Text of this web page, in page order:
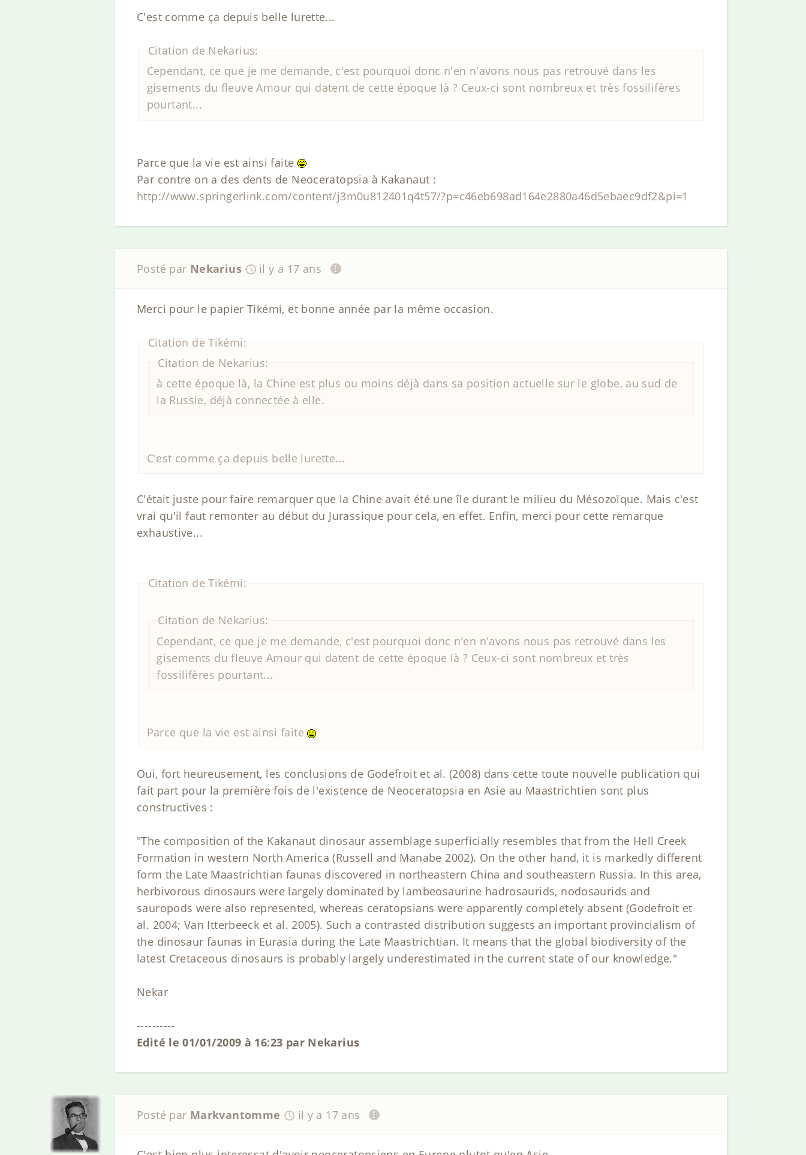
C'est comme ça depuis belle lurette...
Citation de Nekarius:
Cependant, ce que je me demande, c'est pourquoi donc n'en n'avons nous pas retrouvé dans les
gisements du fleuve Amour qui datent de cette époque là ? Ceux-ci sont nombreux et très fossilifères
pourtant...
Parce que la vie est ainsi faite
Par contre on a des dents de Neoceratopsia à Kakanaut :
http://www.springerlink.com/content/j3m0u812401q4t57/?p=c46eb698ad164e2880a46d5ebaec9df2&pi=1
Posté par Nekarius il y a 17 ans
Merci pour le papier Tikémi, et bonne année par la même occasion.
Citation de Tikémi:
Citation de Nekarius:
à cette époque là, la Chine est plus ou moins déjà dans sa position actuelle sur le globe, au sud de
la Russie, déjà connectée à elle.
C'est comme ça depuis belle lurette...
C'était juste pour faire remarquer que la Chine avait été une île durant le milieu du Mésozoïque. Mais c'est
vrai qu'il faut remonter au début du Jurassique pour cela, en effet. Enfin, merci pour cette remarque
exhaustive...
Citation de Tikémi:
Citation de Nekarius:
Cependant, ce que je me demande, c'est pourquoi donc n'en n'avons nous pas retrouvé dans les
gisements du fleuve Amour qui datent de cette époque là ? Ceux-ci sont nombreux et très
fossilifères pourtant...
Parce que la vie est ainsi faite
Oui, fort heureusement, les conclusions de Godefroit et al. (2008) dans cette toute nouvelle publication qui
fait part pour la première fois de l'existence de Neoceratopsia en Asie au Maastrichtien sont plus
constructives :
"The composition of the Kakanaut dinosaur assemblage superficially resembles that from the Hell Creek
Formation in western North America (Russell and Manabe 2002). On the other hand, it is markedly different
form the Late Maastrichtian faunas discovered in northeastern China and southeastern Russia. In this area,
herbivorous dinosaurs were largely dominated by lambeosaurine hadrosaurids, nodosaurids and
sauropods were also represented, whereas ceratopsians were apparently completely absent (Godefroit et
al. 2004; Van Itterbeeck et al. 2005). Such a contrasted distribution suggests an important provincialism of
the dinosaur faunas in Eurasia during the Late Maastrichtian. It means that the global biodiversity of the
latest Cretaceous dinosaurs is probably largely underestimated in the current state of our knowledge."
Nekar
----------
Edité le 01/01/2009 à 16:23 par Nekarius
Posté par Markvantomme il y a 17 ans